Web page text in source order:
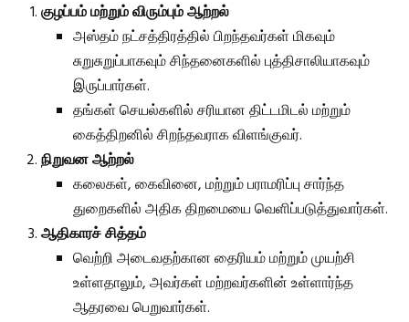
குழப்பம் மற்றும் விரும்பும் ஆற்றல்
அஸ்தம் நட்சத்திரத்தில் பிறந்தவர்கள் மிகவும்
சுறுசுறுப்பாகவும் சிந்தனைகளில் புத்திசாலியாகவும்
இருப்பார்கள்.
தங்கள் செயல்களில் சரியான திட்டமிடல் மற்றும்
கைத்திறனில் சிறந்தவராக விளங்குவர்.
நிறுவன ஆற்றல்
கலைகள், கைவினை, மற்றும் பராமரிப்பு சார்ந்த
துறைகளில் அதிக திறமையை வெளிப்படுத்துவார்கள்.
ஆதிகாரச் சித்தம்
வெற்றி அடைவதற்கான தைரியம் மற்றும் முயற்சி
உள்ளதாலும், அவர்கள் மற்றவர்களின் உள்ளார்ந்த
ஆதரவை பெறுவார்கள்.